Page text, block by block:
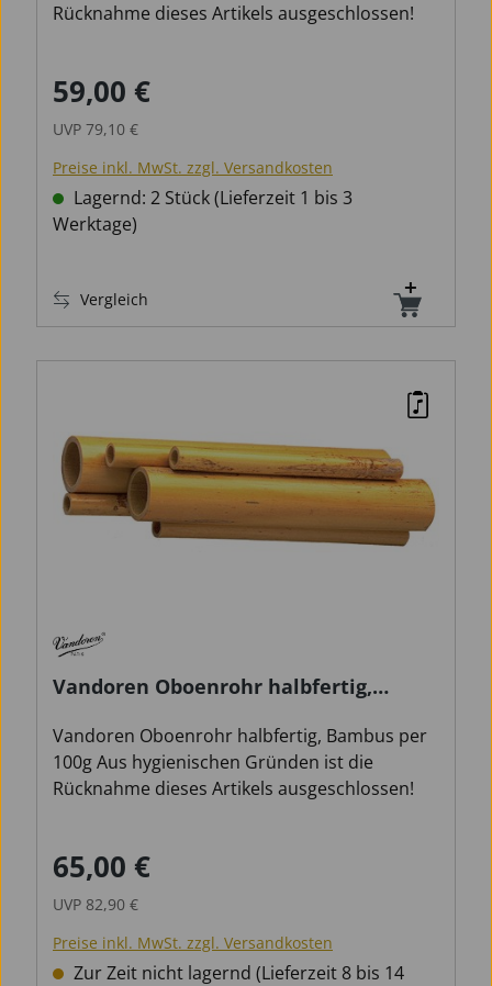
Rücknahme dieses Artikels ausgeschlossen!
Verkaufspreis:
59,00 €
UVP 79,10 €
Preise inkl. MwSt. zzgl. Versandkosten
Lagernd: 2 Stück (Lieferzeit 1 bis 3
Werktage)
Vergleich
Vandoren Oboenrohr halbfertig,
Vandoren Oboenrohr halbfertig, Bambus per
100g Aus hygienischen Gründen ist die
Rücknahme dieses Artikels ausgeschlossen!
Verkaufspreis:
65,00 €
UVP 82,90 €
Preise inkl. MwSt. zzgl. Versandkosten
Zur Zeit nicht lagernd (Lieferzeit 8 bis 14